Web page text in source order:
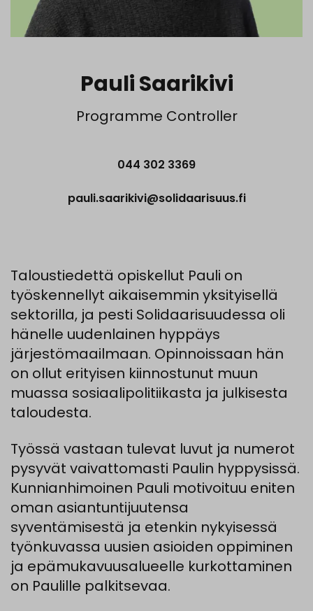
Pauli Saarikivi
Programme Controller
044 302 3369
pauli.saarikivi@solidaarisuus.fi
Taloustiedettä opiskellut Pauli on
työskennellyt aikaisemmin yksityisellä
sektorilla, ja pesti Solidaarisuudessa oli
hänelle uudenlainen hyppäys
järjestömaailmaan. Opinnoissaan hän
on ollut erityisen kiinnostunut muun
muassa sosiaalipolitiikasta ja julkisesta
taloudesta.
Työssä vastaan tulevat luvut ja numerot
pysyvät vaivattomasti Paulin hyppysissä.
Kunnianhimoinen Pauli motivoituu eniten
oman asiantuntijuutensa
syventämisestä ja etenkin nykyisessä
työnkuvassa uusien asioiden oppiminen
ja epämukavuusalueelle kurkottaminen
on Paulille palkitsevaa.